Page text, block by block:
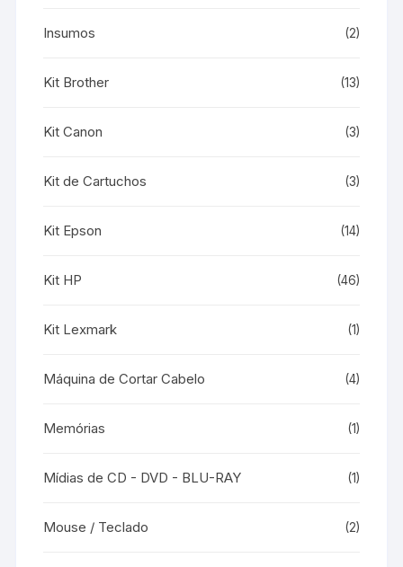
Insumos (2)
Kit Brother (13)
Kit Canon (3)
Kit de Cartuchos (3)
Kit Epson (14)
Kit HP (46)
Kit Lexmark (1)
Máquina de Cortar Cabelo (4)
Memórias (1)
Mídias de CD - DVD - BLU-RAY (1)
Mouse / Teclado (2)